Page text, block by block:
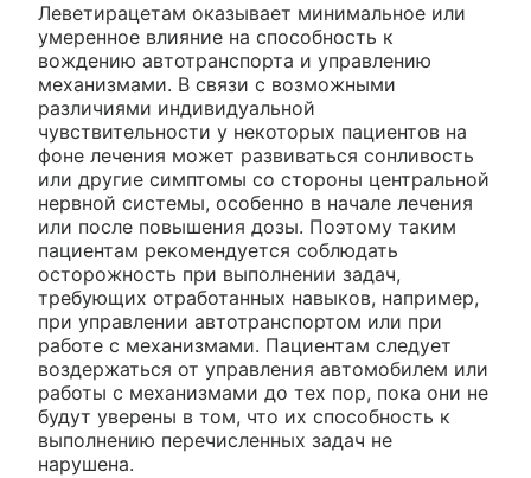
Леветирацетам оказывает минимальное или
умеренное влияние на способность к
вождению автотранспорта и управлению
механизмами. В связи с возможными
различиями индивидуальной
чувствительности у некоторых пациентов на
фоне лечения может развиваться сонливость
или другие симптомы со стороны центральной
нервной системы, особенно в начале лечения
или после повышения дозы. Поэтому таким
пациентам рекомендуется соблюдать
осторожность при выполнении задач,
требующих отработанных навыков, например,
при управлении автотранспортом или при
работе с механизмами. Пациентам следует
воздержаться от управления автомобилем или
работы с механизмами до тех пор, пока они не
будут уверены в том, что их способность к
выполнению перечисленных задач не
нарушена.